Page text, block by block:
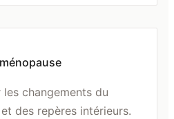
changements du
des repères intérieurs.